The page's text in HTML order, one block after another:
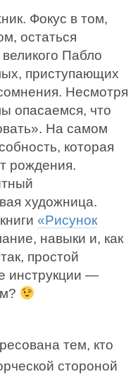
Фокус в том,
остаться
Пабло
приступающих
Несмотря
опасаемся, что
На самом
которая
рождения.
художница.
«Рисунок
навыки и, как
простой
инструкции —
тем, кто
стороной